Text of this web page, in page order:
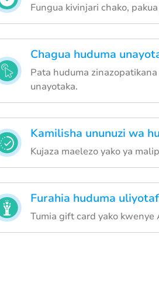
Fungua kivinjari chako,
Chagua huduma
Pata huduma
unayotaka.
Kamilisha ununuzi wa
Kujaza maelezo yako ya
Furahia huduma
Tumia gift card yako